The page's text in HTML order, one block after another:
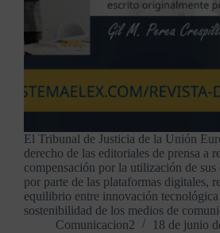
El Tribunal de Justicia de la Unión
derecho de las editoriales de prensa a
compensación por la utilización de sus
por parte de las plataformas digitales,
equilibrio entre innovación
sostenibilidad de los medios de
Comunicacion2
18 de junio